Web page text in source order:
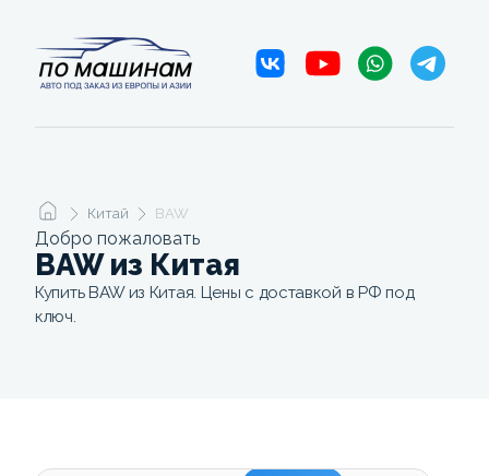
Китай BAW
Добро пожаловать
BAW из Китая
Купить BAW из Китая. Цены с доставкой в РФ под
ключ.